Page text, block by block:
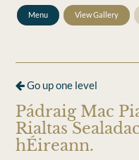
Menu View Gallery
Go up one level
Pádraig Mac
Rialtas
hÉireann.